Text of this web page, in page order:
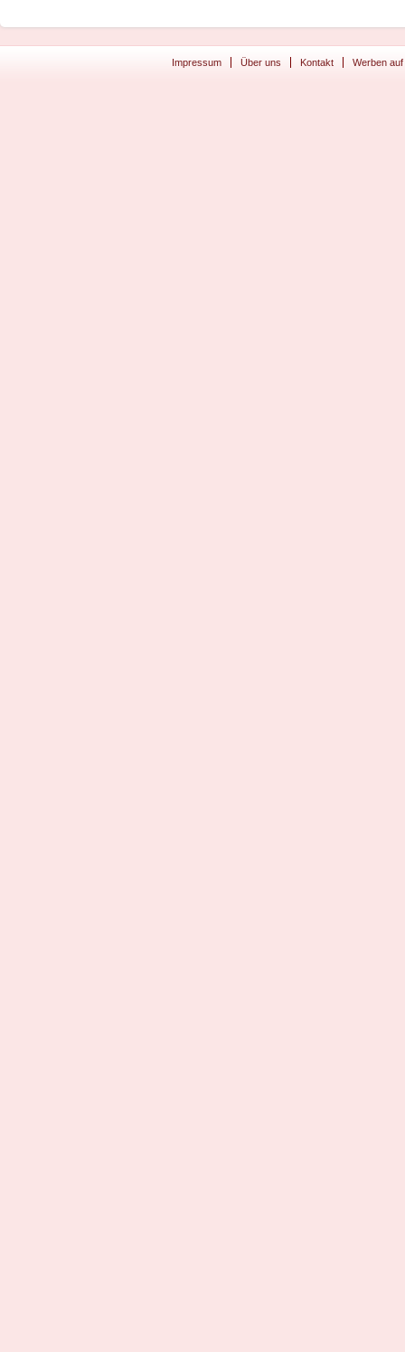
Impressum Über uns Kontakt Werben